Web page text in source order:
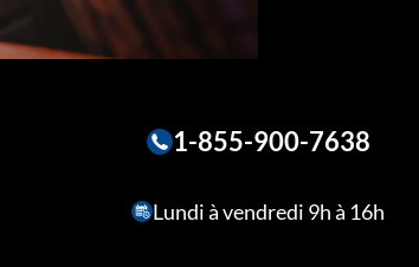
1-855-900-7638
Lundi à vendredi 9h à 16h